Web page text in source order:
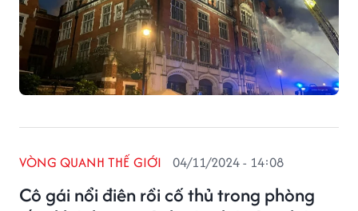
Cô gái nổi điên rồi cố thủ trong phòng
VÒNG QUANH THẾ GIỚI 04/11/2024 - 14:08